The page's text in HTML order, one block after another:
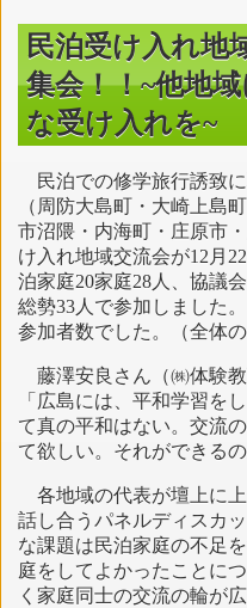
民泊受け入れ地
集会！！~他地
な受け入れを~
民泊での修学旅行誘致
（周防大島町・大崎上島
市沼隈・内海町・庄原市
け入れ地域交流会が12月
泊家庭20家庭28人、協議
総勢33人で参加しました
参加者数でした。（全体
藤澤安良さん（㈱体験教
「広島には、平和学習を
て真の平和はない。交流
て欲しい。それができる
各地域の代表が壇上に
話し合うパネルディスカ
な課題は民泊家庭の不足
庭をしてよかったことに
く家庭同士の交流の輪が